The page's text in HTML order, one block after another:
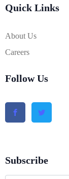
Quick Links
About Us
Careers
Follow Us
Subscribe